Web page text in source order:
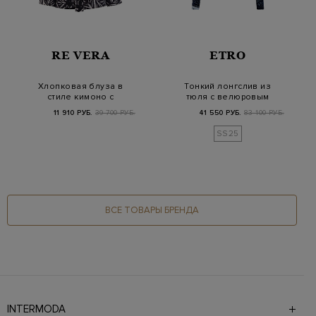
RE VERA
Хлопковая блуза в
стиле кимоно с
11 910 РУБ. 39 700 РУБ.
ETRO
Тонкий лонгслив из
тюля с велюровым
41 550 РУБ. 83 100 РУБ.
SS25
ВСЕ ТОВАРЫ БРЕНДА
INTERMODA